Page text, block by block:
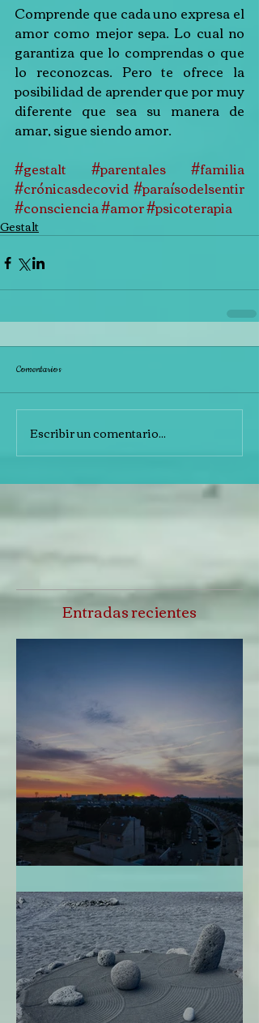
Comprende que cada uno expresa el
amor como mejor sepa. Lo cual no
garantiza que lo comprendas o que
lo reconozcas. Pero te ofrece la
posibilidad de aprender que por muy
diferente que sea su manera de
amar, sigue siendo amor.
#gestalt
#parentales
#familia
#crónicasdecovid #paraísodelsentir
#consciencia#amor#psicoterapia
Gestalt
Comentarios
Escribir un comentario...
Entradas recientes